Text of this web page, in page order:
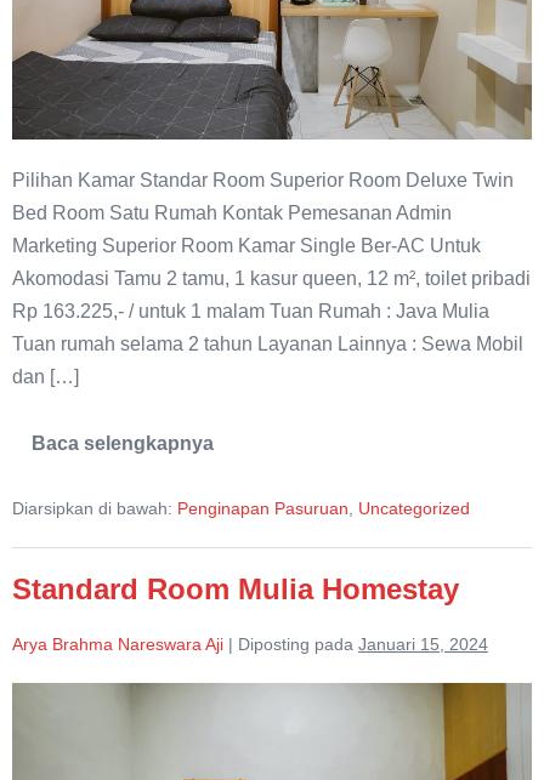
Pilihan Kamar Standar Room Superior Room Deluxe Twin
Bed Room Satu Rumah Kontak Pemesanan Admin
Marketing Superior Room Kamar Single Ber-AC Untuk
Akomodasi Tamu 2 tamu, 1 kasur queen, 12 m², toilet pribadi
Rp 163.225,- / untuk 1 malam Tuan Rumah : Java Mulia
Tuan rumah selama 2 tahun Layanan Lainnya : Sewa Mobil
dan […]
Baca selengkapnya
Superior
Mulia
Diarsipkan di bawah: Penginapan Pasuruan Uncategorized
Standard Room Mulia Homestay
Arya Brahma Nareswara Aji | Diposting pada Januari 15, 2024